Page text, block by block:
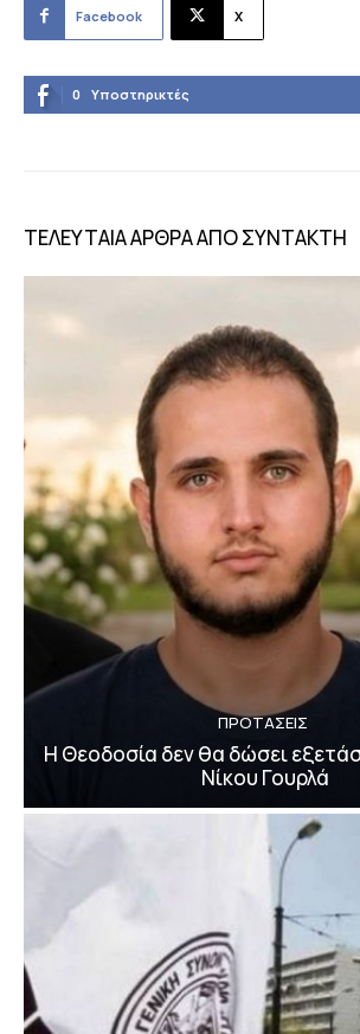
Facebook X
0 Υποστηρικτές
ΤΕΛΕΥΤΑΙΑ ΑΡΘΡΑ ΑΠΟ ΣΥΝΤΑΚΤΗ
ΠΡΟΤΑΣΕΙΣ
Η Θεοδοσία δεν θα δώσει
Νίκου Γουρλά